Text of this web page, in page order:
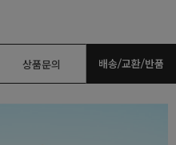
상품문의 배송/교환/반품